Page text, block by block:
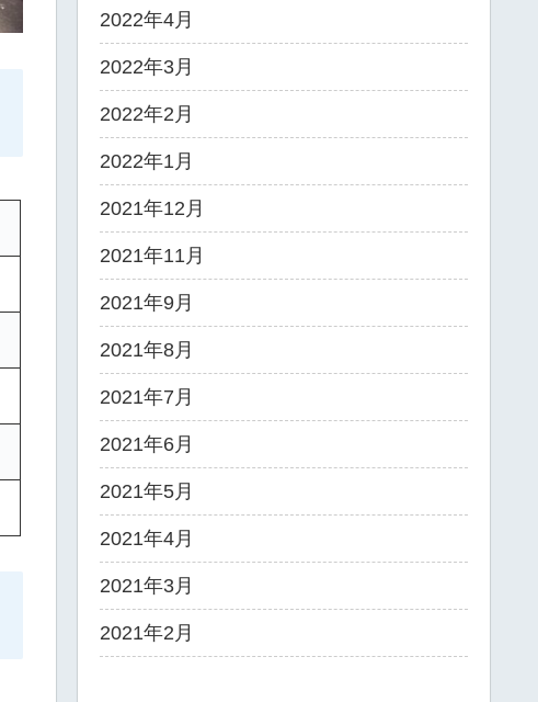
2022年4月
2022年3月
2022年2月
2022年1月
2021年12月
2021年11月
2021年9月
2021年8月
2021年7月
2021年6月
2021年5月
2021年4月
2021年3月
2021年2月